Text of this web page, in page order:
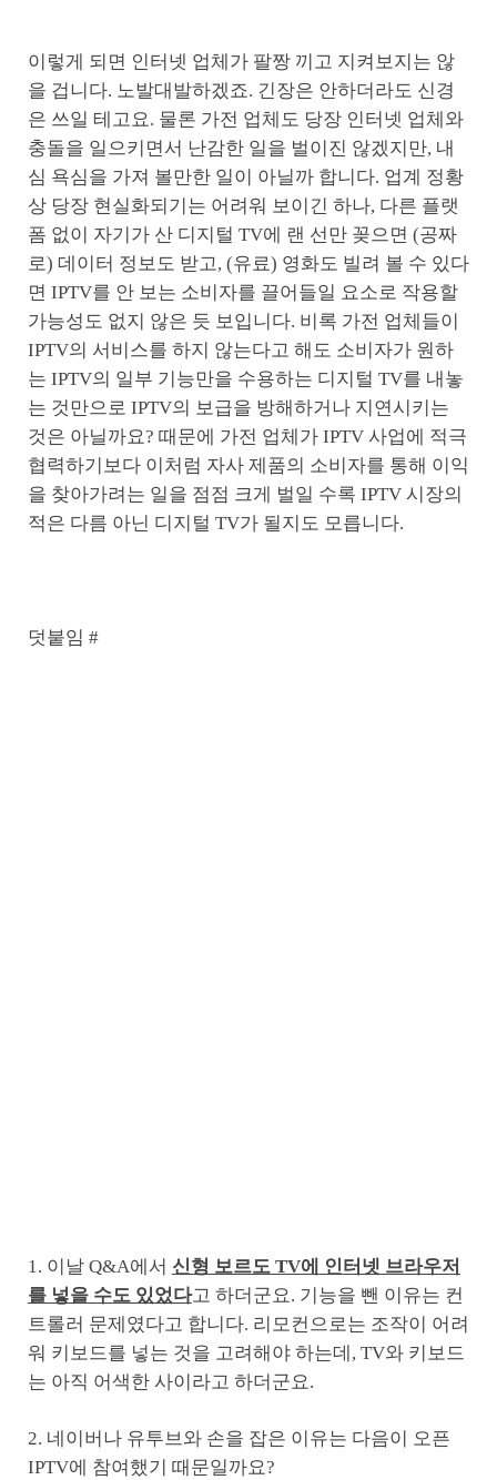
이렇게 되면 인터넷 업체가 팔짱 끼고 지켜보지는 않
을 겁니다. 노발대발하겠죠. 긴장은 안하더라도 신경
은 쓰일 테고요. 물론 가전 업체도 당장 인터넷 업체와
충돌을 일으키면서 난감한 일을 벌이진 않겠지만, 내
심 욕심을 가져 볼만한 일이 아닐까 합니다. 업계 정황
상 당장 현실화되기는 어려워 보이긴 하나, 다른 플랫
폼 없이 자기가 산 디지털 TV에 랜 선만 꽂으면 (공짜
로) 데이터 정보도 받고, (유료) 영화도 빌려 볼 수 있다
면 IPTV를 안 보는 소비자를 끌어들일 요소로 작용할
가능성도 없지 않은 듯 보입니다. 비록 가전 업체들이
IPTV의 서비스를 하지 않는다고 해도 소비자가 원하
는 IPTV의 일부 기능만을 수용하는 디지털 TV를 내놓
는 것만으로 IPTV의 보급을 방해하거나 지연시키는
것은 아닐까요? 때문에 가전 업체가 IPTV 사업에 적극
협력하기보다 이처럼 자사 제품의 소비자를 통해 이익
을 찾아가려는 일을 점점 크게 벌일 수록 IPTV 시장의
적은 다름 아닌 디지털 TV가 될지도 모릅니다.
덧붙임 #
1. 이날 Q&A에서 신형 보르도 TV에 인터넷 브라우저
를 넣을 수도 있었다고 하더군요. 기능을 뺀 이유는 컨
트롤러 문제였다고 합니다. 리모컨으로는 조작이 어려
워 키보드를 넣는 것을 고려해야 하는데, TV와 키보드
는 아직 어색한 사이라고 하더군요.
2. 네이버나 유투브와 손을 잡은 이유는 다음이 오픈
IPTV에 참여했기 때문일까요?